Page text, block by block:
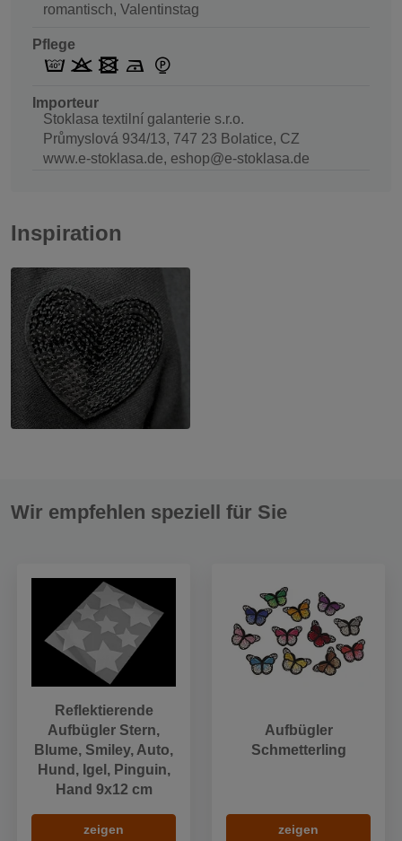
romantisch, Valentinstag
Pflege
Importeur
Stoklasa textilní galanterie s.r.o.
Průmyslová 934/13, 747 23 Bolatice, CZ
www.e-stoklasa.de, eshop@e-stoklasa.de
Inspiration
Wir empfehlen speziell für Sie
Reflektierende
Aufbügler Stern,
Blume, Smiley, Auto,
Hund, Igel, Pinguin,
Hand 9x12 cm
zeigen
Aufbügler
Schmetterling
zeigen